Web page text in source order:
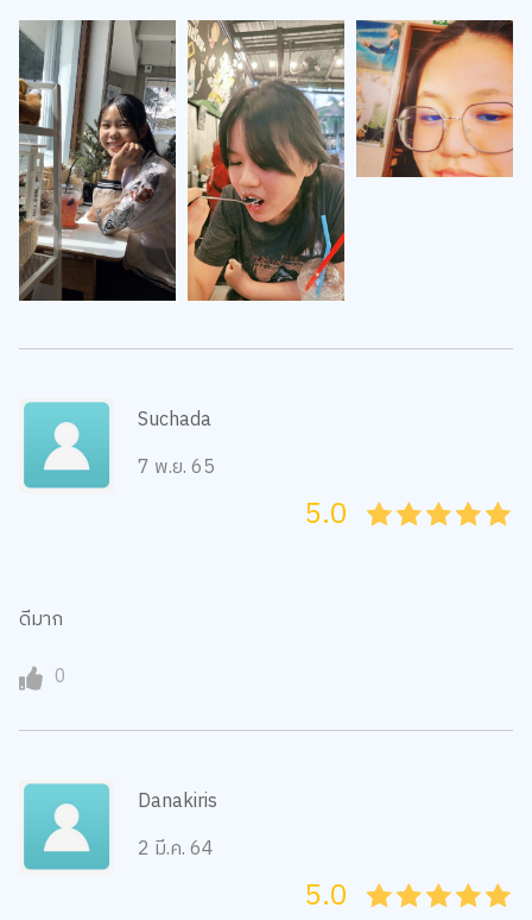
Suchada
7 พ.ย. 65
45
4
35
3
25
2
15
1
05
5.0
ดีมาก
0
Danakiris
2 มี.ค. 64
45
4
35
3
25
2
15
1
05
5.0